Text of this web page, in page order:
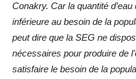
Conakry. Car la quantité
inférieure au besoin de la
peut dire que la SEG ne
nécessaires pour produire de
satisfaire le besoin de la